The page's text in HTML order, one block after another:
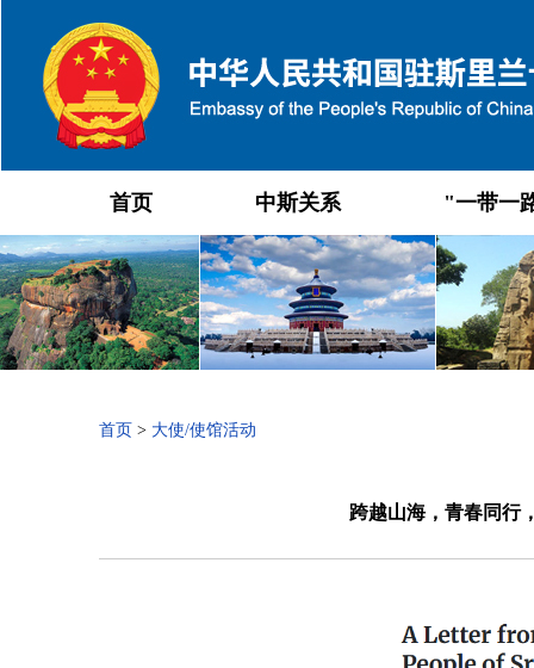
首页 中斯关系 "一带一
首页 > 大使/使馆活动
跨越山海，青春同行